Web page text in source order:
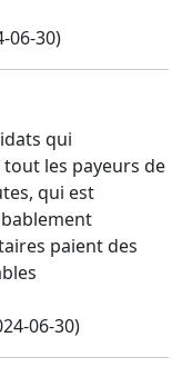
06-30)
qui
les payeurs de
qui est
paient des
06-30)